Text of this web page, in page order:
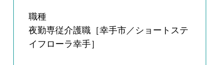
職種
夜勤専従介護職［幸手市／ショートステ
イフローラ幸手］